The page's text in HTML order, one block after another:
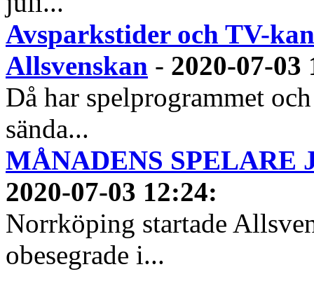
Avsparkstider och TV-
Allsvenskan - 2020-07-03
Då har spelprogrammet
sända...
MÅNADENS SPELARE
2020-07-03 12:24:
Norrköping startade
obesegrade i...